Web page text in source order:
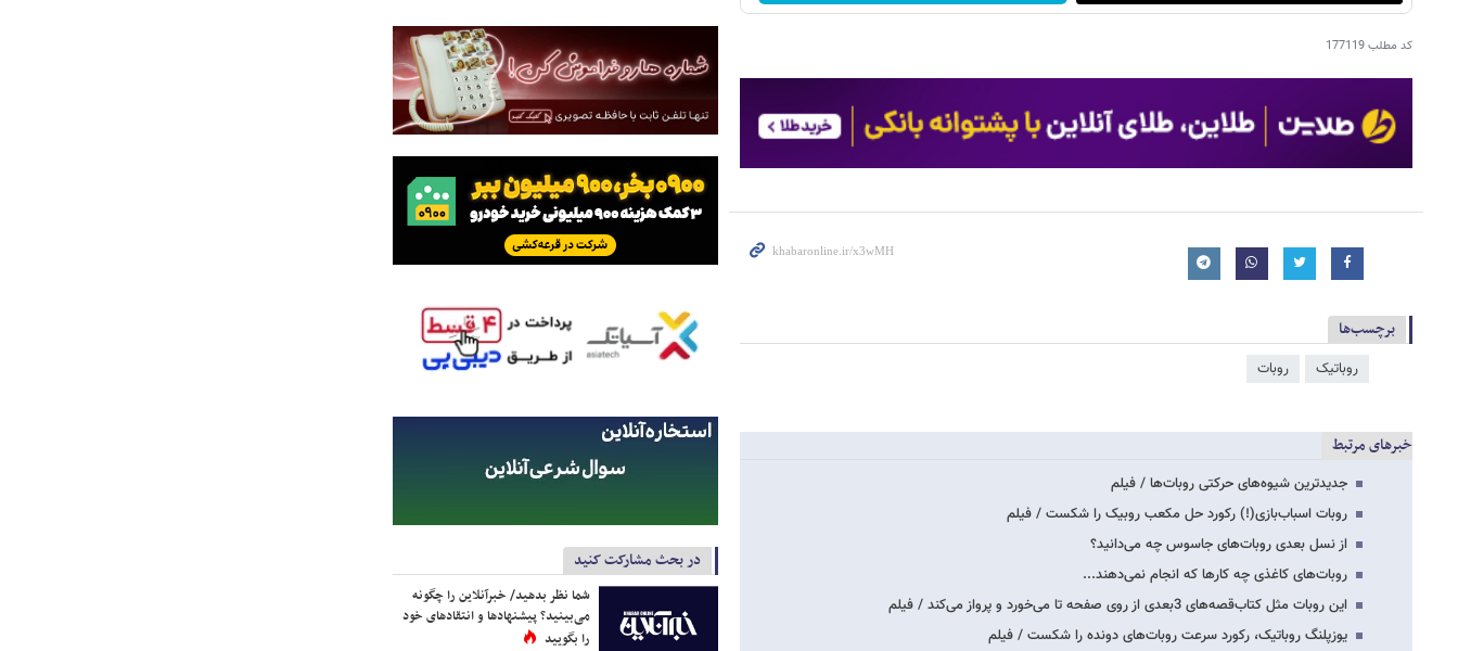
کد مطلب177119
برچسب‌ها
روباتیک روبات
خبرهای مرتبط
جدیدترین شیوه‌های حرکتی روبات‌ها / فیلم
روبات اسباب‌بازی(!) رکورد حل مکعب روبیک را شکست / فیلم
از نسل بعدی روبات‌های جاسوس چه می‌دانید؟
روبات‌های کاغذی چه کارها که انجام نمی‌دهند...
این روبات مثل کتاب‌قصه‌های 3بعدی از روی صفحه تا می‌خورد و پرواز می‌کند / فیلم
یوزپلنگ روباتیک، رکورد سرعت روبات‌های دونده را شکست / فیلم
در بحث مشارکت کنید
شما نظر بدهید/ خبرآنلاین را چگونه
می‌بینید؟ پیشنهادها و انتقادهای خود
را بگویید